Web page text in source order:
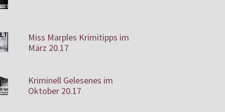
Miss Marples Krimitipps im
März 20.17
Kriminell Gelesenes im
Oktober 20.17